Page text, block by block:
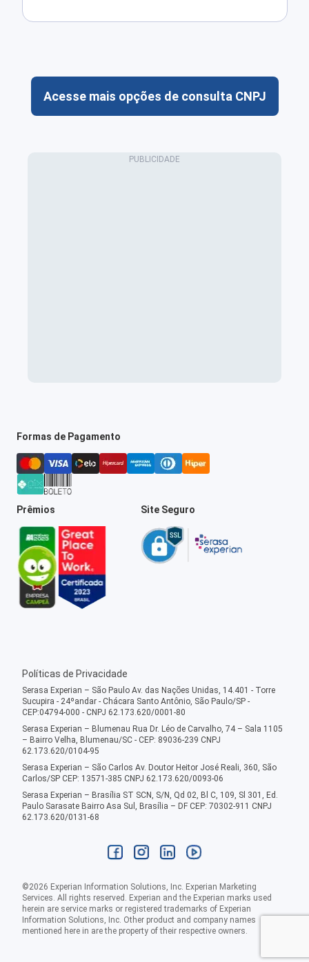
Acesse mais opções de consulta CNPJ
Formas de Pagamento
Prêmios Site Seguro
Políticas de Privacidade
Serasa Experian – São Paulo Av. das Nações Unidas, 14.401 - Torre
Sucupira - 24ºandar - Chácara Santo Antônio, São Paulo/SP -
CEP:04794-000 - CNPJ 62.173.620/0001-80
Serasa Experian – Blumenau Rua Dr. Léo de Carvalho, 74 – Sala 1105
– Bairro Velha, Blumenau/SC - CEP: 89036-239 CNPJ
62.173.620/0104-95
Serasa Experian – São Carlos Av. Doutor Heitor José Reali, 360, São
Carlos/SP CEP: 13571-385 CNPJ 62.173.620/0093-06
Serasa Experian – Brasília ST SCN, S/N, Qd 02, Bl C, 109, Sl 301, Ed.
Paulo Sarasate Bairro Asa Sul, Brasília – DF CEP: 70302-911 CNPJ
62.173.620/0131-68
©2026 Experian Information Solutions, Inc. Experian Marketing
Services. All rights reserved. Experian and the Experian marks used
herein are service marks or registered trademarks of Experian
Information Solutions, Inc. Other product and company names
mentioned here in are the property of their respective owners.